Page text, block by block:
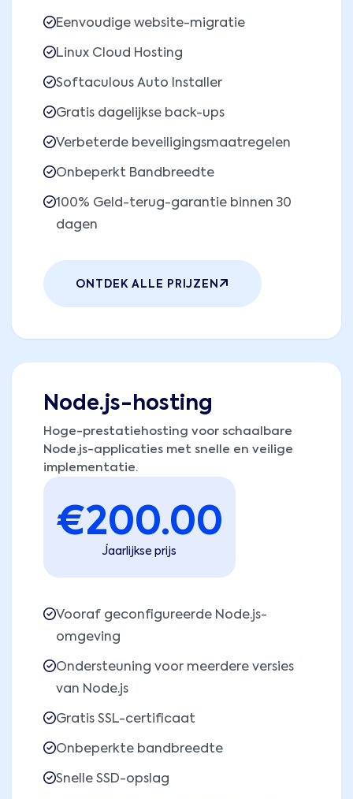
Eenvoudige website-migratie
Linux Cloud Hosting
Softaculous Auto Installer
Gratis dagelijkse back-ups
Verbeterde beveiligingsmaatregelen
Onbeperkt Bandbreedte
100% Geld-terug-garantie binnen 30
dagen
ONTDEK ALLE PRIJZEN
€200.00
Jaarlijkse prijs
Node.js-hosting
Hoge-prestatiehosting voor schaalbare
Node.js-applicaties met snelle en veilige
implementatie.
Vooraf geconfigureerde Node.js-
omgeving
Ondersteuning voor meerdere versies
van Node.js
Gratis SSL-certificaat
Onbeperkte bandbreedte
Snelle SSD-opslag